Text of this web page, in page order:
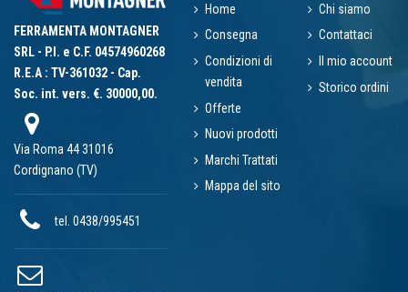
FERRAMENTA MONTAGNER
SRL - P.I. e C.F. 04574960268
R.E.A : TV-361032 - Cap.
Soc. int. vers. €. 30000,00.
Via Roma 44 31016
Cordignano (TV)
tel. 0438/995451
Home
Consegna
Condizioni di
vendita
Offerte
Nuovi prodotti
Marchi Trattati
Mappa del sito
Chi siamo
Contattaci
Il mio account
Storico ordini